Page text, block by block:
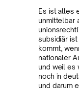
Es ist alles
unmittelbar
subsidiär ist
kommt,
nationaler
und weil es
noch in
und darum